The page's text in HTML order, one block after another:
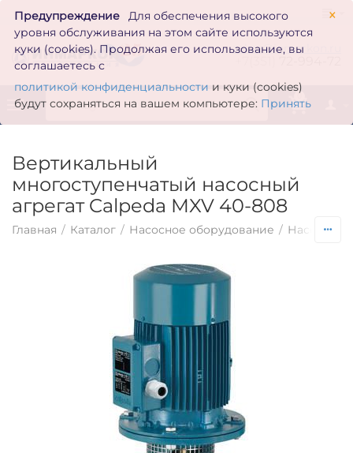
×
Предупреждение
Для обеспечения высокого
уровня обслуживания на этом сайте используются
куки (cookies). Продолжая его использование, вы
соглашаетесь с
политикой конфиденциальности и куки (cookies)
будут сохраняться на вашем компьютере: Принять
zakaz@inmarkon.ru
0
Вертикальный
многоступенчатый насосный
агрегат Calpeda MXV 40-808
Главная / Каталог / Насосное оборудование / Насосы по